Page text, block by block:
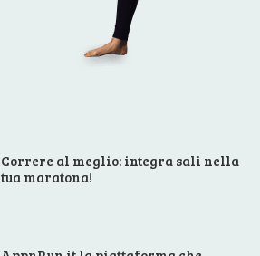
Correre al meglio: integra sali nella
tua maratona!